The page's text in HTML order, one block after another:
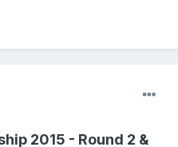
2015 - Round 2 &